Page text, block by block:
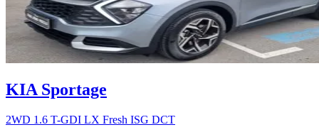
KIA Sportage
2WD 1.6 T-GDI LX Fresh ISG DCT